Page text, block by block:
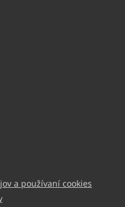
a používaní cookies